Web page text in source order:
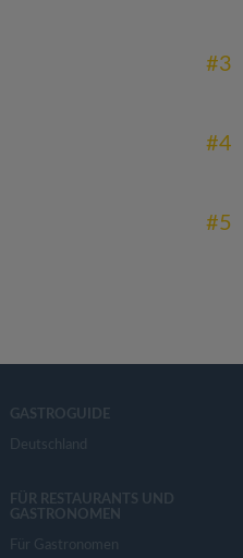
#3
#4
#5
GASTROGUIDE
Deutschland
FÜR RESTAURANTS UND
GASTRONOMEN
Für Gastronomen